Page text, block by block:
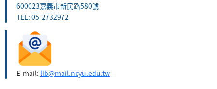
600023嘉義市新民路580號
TEL: 05-2732972
E-mail: lib@mail.ncyu.edu.tw